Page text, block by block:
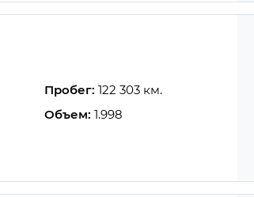
Пробег: 122 303 км.
Объем: 1.998